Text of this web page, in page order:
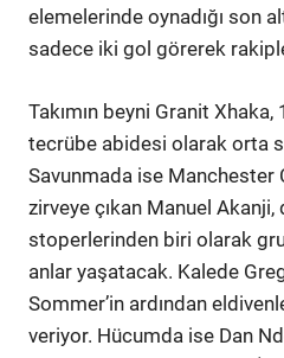
elemelerinde oynadığı son
sadece iki gol görerek
Takımın beyni Granit
tecrübe abidesi olarak orta
Savunmada ise Manchester
zirveye çıkan Manuel Akanji,
stoperlerinden biri olarak
anlar yaşatacak. Kalede
Sommer’in ardından
veriyor. Hücumda ise Dan